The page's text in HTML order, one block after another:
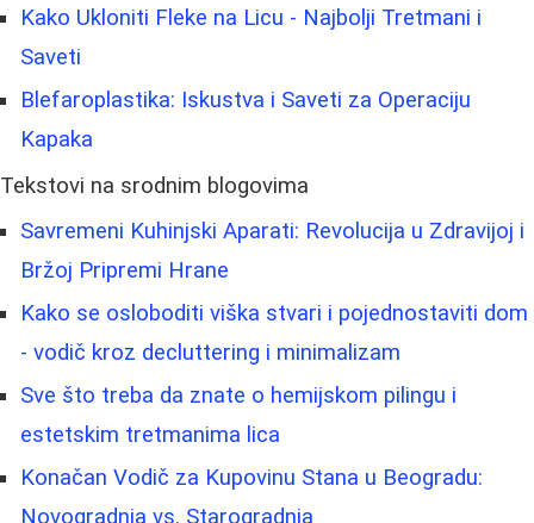
Kako Ukloniti Fleke na Licu - Najbolji Tretmani i
Saveti
Blefaroplastika: Iskustva i Saveti za Operaciju
Kapaka
Tekstovi na srodnim blogovima
Savremeni Kuhinjski Aparati: Revolucija u Zdravijoj i
Bržoj Pripremi Hrane
Kako se osloboditi viška stvari i pojednostaviti dom
- vodič kroz decluttering i minimalizam
Sve što treba da znate o hemijskom pilingu i
estetskim tretmanima lica
Konačan Vodič za Kupovinu Stana u Beogradu:
Novogradnja vs. Starogradnja